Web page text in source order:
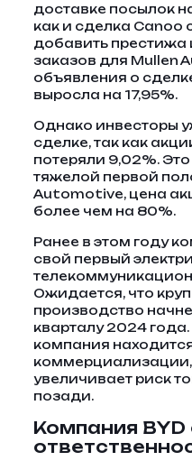
доставке посылок
как и сделка Canoo
добавить престижа
заказов для Mullen
объявления о
выросла на 17,95%.
Однако инвесторы
сделке, так как
потеряли 9,02%.
тяжелой первой
Automotive, цена
более чем на 80%.
Ранее в этом году
свой первый
Ожидается, что
производство
кварталу 2024
компания
коммерциализации,
увеличивает риск
позади.
Компания BYD